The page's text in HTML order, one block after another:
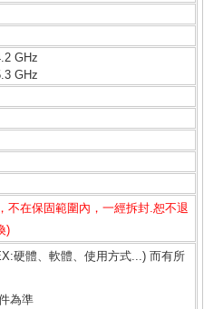
GHz
GHz
不在保固範圍內，一經拆封.恕不退
)
硬體、軟體、使用方式...) 而有所
為準